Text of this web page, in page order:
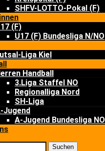
SHFV-LOTTO-Pokal (F)
(F)
U17 (F) Bundesliga N/NO
Liga Kiel
Handball
3.Liga Staffel NO
Regionalliga Nord
SH-Liga
Jugend
A-Jugend Bundesliga NO
Suchen